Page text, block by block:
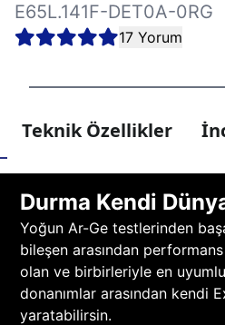
E65L.141F-DET0A-0RG
17 Yorum
Teknik Özellikler
Durma Kendi
Yoğun Ar-Ge testlerinden
bileşen arasından
olan ve birbirleriyle en
donanımlar arasından kendi
yaratabilirsin.